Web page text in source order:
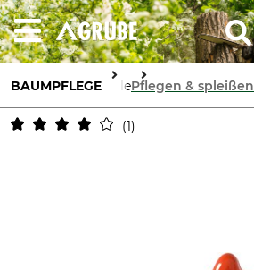
BAUMPFLEGE SeilePflegen & spleißen
1